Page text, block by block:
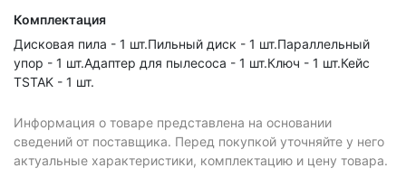
углом
Напряжение
54
Источник питания аккумулятор
Комплектация
Дисковая пила - 1 шт.Пильный диск - 1 шт.Параллельный
упор - 1 шт.Адаптер для пылесоса - 1 шт.Ключ - 1 шт.Кейс
TSTAK - 1 шт.
Информация о товаре представлена на основании
сведений от поставщика. Перед покупкой уточняйте у него
актуальные характеристики, комплектацию и цену товара.